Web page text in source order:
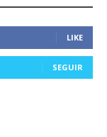
LIKE
SEGUIR